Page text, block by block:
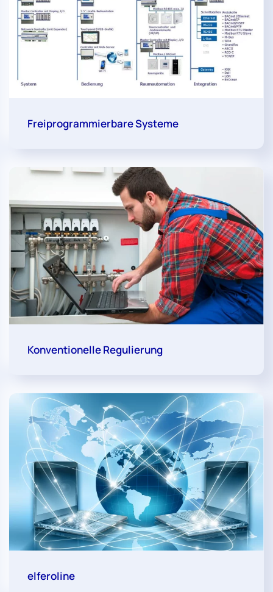
Freiprogrammierbare Systeme
Konventionelle Regulierung
elferoline